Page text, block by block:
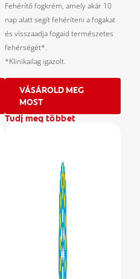
Fehérítő fogkrém, amely akár 10
nap alatt segít fehéríteni a fogakat
és visszaadja fogaid természetes
fehérségét*.
*Klinikailag igazolt.
VÁSÁROLD MEG
MOST
Tudj meg többet